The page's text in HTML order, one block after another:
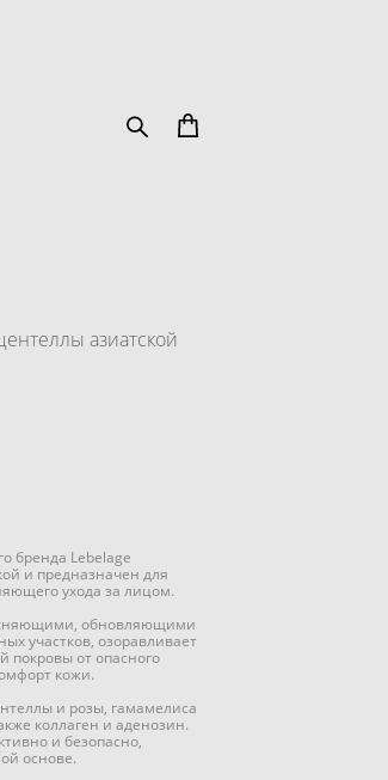
азиатской
бренда Lebelage
и предназначен для
ухода за лицом.
обновляющими
участков, озоравливает
от опасного
кожи.
и розы, гамамелиса
коллаген и аденозин.
и безопасно,
основе.